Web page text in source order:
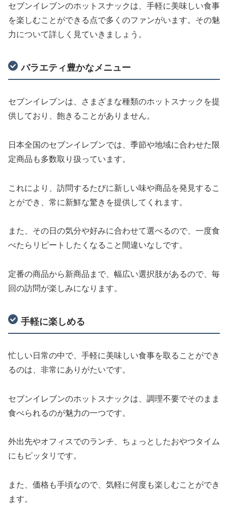
セブンイレブンのホットスナックは、手軽に美味しい食事
を楽しむことができる点で多くのファンがいます。その魅
力について詳しく見ていきましょう。
バラエティ豊かなメニュー
セブンイレブンは、さまざまな種類のホットスナックを提
供しており、飽きることがありません。
日本全国のセブンイレブンでは、季節や地域に合わせた限
定商品も多数取り扱っています。
これにより、訪問するたびに新しい味や商品を発見するこ
とができ、常に新鮮な驚きを提供してくれます。
また、その日の気分や好みに合わせて選べるので、一度食
べたらリピートしたくなること間違いなしです。
定番の商品から新商品まで、幅広い選択肢があるので、毎
回の訪問が楽しみになります。
手軽に楽しめる
忙しい日常の中で、手軽に美味しい食事を取ることができ
るのは、非常にありがたいです。
セブンイレブンのホットスナックは、調理不要でそのまま
食べられるのが魅力の一つです。
外出先やオフィスでのランチ、ちょっとしたおやつタイム
にもピッタリです。
また、価格も手頃なので、気軽に何度も楽しむことができ
ます。